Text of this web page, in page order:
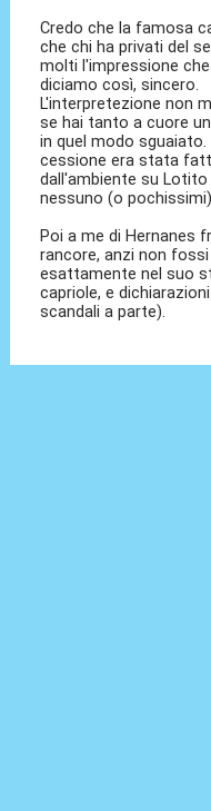
Credo che la famosa
che chi ha privati del
molti l'impressione
diciamo così, sincero.
L'interpretezione non
se hai tanto a cuore
in quel modo
cessione era stata
dall'ambiente su
nessuno (o
Poi a me di Hernanes
rancore, anzi non
esattamente nel suo
capriole, e
scandali a parte).